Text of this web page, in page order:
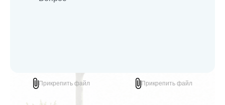
Прикрепить файл Прикрепить файл